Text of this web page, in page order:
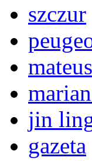
szczur
jin
gazeta